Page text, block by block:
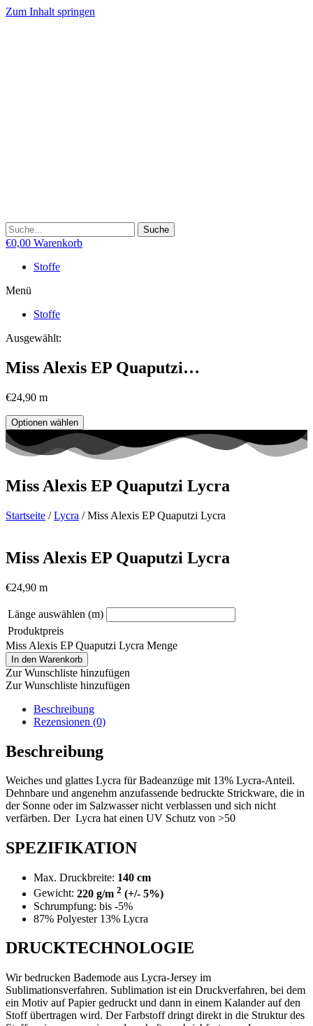
Zum Inhalt springen
Suche
€0,00 Warenkorb
Stoffe
Menü
Stoffe
Ausgewählt:
Miss Alexis EP Quaputzi…
€24,90 m
Optionen wählen
Miss Alexis EP Quaputzi Lycra
Startseite /Lycra / Miss Alexis EP Quaputzi Lycra
Miss Alexis EP Quaputzi Lycra
€24,90 m
Länge auswählen (m)
Produktpreis
Miss Alexis EP Quaputzi Lycra Menge
In den Warenkorb
Zur Wunschliste hinzufügen
Zur Wunschliste hinzufügen
Beschreibung
Rezensionen (0)
Beschreibung
Weiches und glattes Lycra für Badeanzüge mit 13% Lycra-Anteil.
Dehnbare und angenehm anzufassende bedruckte Strickware, die in
der Sonne oder im Salzwasser nicht verblassen und sich nicht
verfärben. Der Lycra hat einen UV Schutz von >50
SPEZIFIKATION
Max. Druckbreite: 140 cm
Gewicht: 220 g/m 2 (+/- 5%)
Schrumpfung: bis -5%
87% Polyester 13% Lycra
DRUCKTECHNOLOGIE
Wir bedrucken Bademode aus Lycra-Jersey im
Sublimationsverfahren. Sublimation ist ein Druckverfahren, bei dem
ein Motiv auf Papier gedruckt und dann in einem Kalander auf den
Stoff übertragen wird. Der Farbstoff dringt direkt in die Struktur des